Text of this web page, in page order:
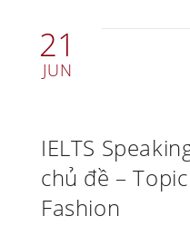
21
JUN
IELTS
chủ đề –
Fashion